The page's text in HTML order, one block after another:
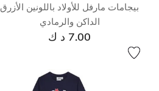
بيجامات مارفل للأولاد باللونين الأزرق
الداكن والرمادي
7.00 د ك